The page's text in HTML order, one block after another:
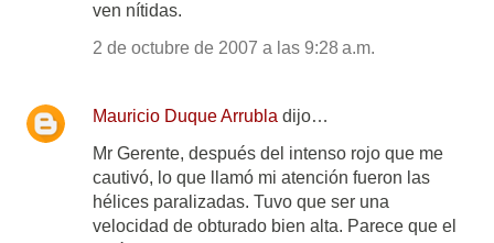
ven nítidas.
2 de octubre de 2007 a las 9:28 a.m.
Mauricio Duque Arrubla dijo…
Mr Gerente, después del intenso rojo que me
cautivó, lo que llamó mi atención fueron las
hélices paralizadas. Tuvo que ser una
velocidad de obturado bien alta. Parece que el